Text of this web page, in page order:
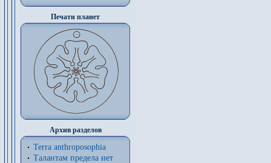
Печати планет
Архив разделов
Terra anthroposophia
Талантам предела нет